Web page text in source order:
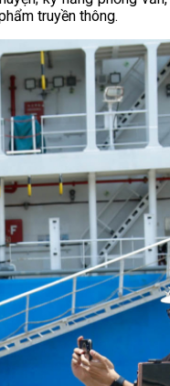
truyền thông.